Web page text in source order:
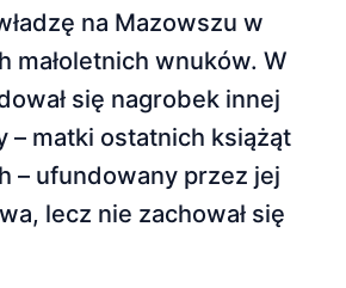
na Mazowszu w
małoletnich wnuków. W
się nagrobek innej
– matki ostatnich książąt
– ufundowany przez jej
lecz nie zachował się